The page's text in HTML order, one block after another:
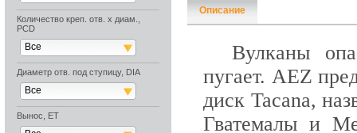
Количество креп. отв. х диам.,
PCD
Все
Диаметр отв. под ступицу, DIA
Все
Вынос, ET
Описание
Вулканы
пугает. AEZ
диск Tacana,
Гватемалы и